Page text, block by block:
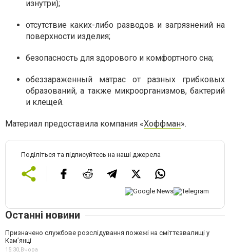
изнутри);
отсутствие каких-либо разводов и загрязнений на
поверхности изделия;
безопасность для здорового и комфортного сна;
обеззараженный матрас от разных грибковых
образований, а также микроорганизмов, бактерий
и клещей.
Материал предоставила компания «Хоффман».
Поділіться та підписуйтесь на наші джерела
Останні новини
Призначено службове розслідування пожежі на сміттєзвалищі у
Кам’янці
15:30,Вчора